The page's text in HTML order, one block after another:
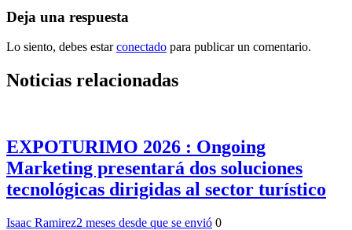
Deja una respuesta
Lo siento, debes estarconectado para publicar un comentario.
Noticias relacionadas
EXPOTURIMO 2026 : Ongoing
Marketing presentará dos soluciones
tecnológicas dirigidas al sector turístico
Isaac Ramirez2 meses desde que se envió 0